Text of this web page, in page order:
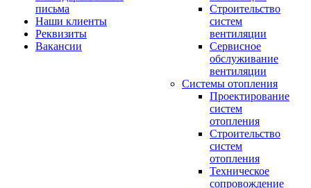
письма
Наши клиенты
Реквизиты
Вакансии
Строительство
систем
вентиляции
Сервисное
обслуживание
вентиляции
Системы отопления
Проектирование
систем
отопления
Строительство
систем
отопления
Техническое
сопровождение